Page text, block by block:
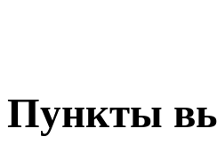
Пункты